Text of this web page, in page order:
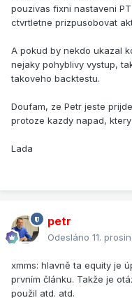
pouzivas fixni nastaveni
ctvrtletne prizpusobovat
A pokud by nekdo ukazal
nejaky pohyblivy vystup,
takoveho backtestu.
Doufam, ze Petr jeste
protoze kazdy napad,
Lada
petr
Odesláno 11.
xmms: hlavně ta equity je
prvním článku. Takže je
použil atd. atd.